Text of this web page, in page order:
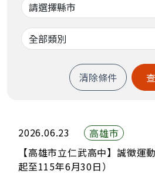
清除條件
2026.06.23
高雄市
【高雄市立仁武高中】誠徵運
起至115年6月30日）